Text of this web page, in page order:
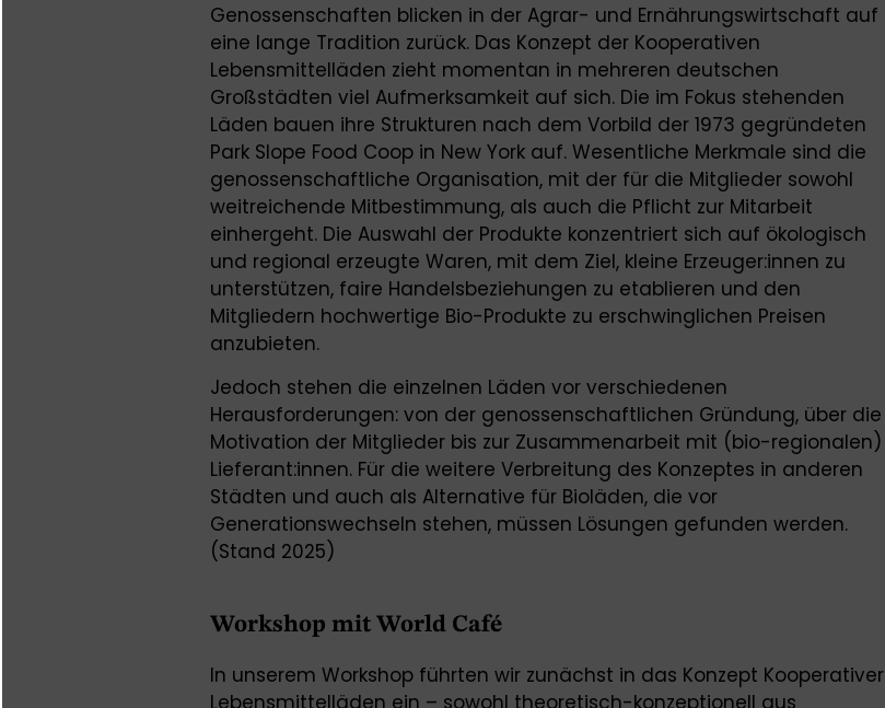
Genossenschaften blicken in der Agrar- und Ernährungswirtschaft auf
eine lange Tradition zurück. Das Konzept der Kooperativen
Lebensmittelläden zieht momentan in mehreren deutschen
Großstädten viel Aufmerksamkeit auf sich. Die im Fokus stehenden
Läden bauen ihre Strukturen nach dem Vorbild der 1973 gegründeten
Park Slope Food Coop in New York auf. Wesentliche Merkmale sind die
genossenschaftliche Organisation, mit der für die Mitglieder sowohl
weitreichende Mitbestimmung, als auch die Pflicht zur Mitarbeit
einhergeht. Die Auswahl der Produkte konzentriert sich auf ökologisch
und regional erzeugte Waren, mit dem Ziel, kleine Erzeuger:innen zu
unterstützen, faire Handelsbeziehungen zu etablieren und den
Mitgliedern hochwertige Bio-Produkte zu erschwinglichen Preisen
anzubieten.
Jedoch stehen die einzelnen Läden vor verschiedenen
Herausforderungen: von der genossenschaftlichen Gründung, über die
Motivation der Mitglieder bis zur Zusammenarbeit mit (bio-regionalen)
Lieferant:innen. Für die weitere Verbreitung des Konzeptes in anderen
Städten und auch als Alternative für Bioläden, die vor
Generationswechseln stehen, müssen Lösungen gefunden werden.
(Stand 2025)
Workshop mit World Café
In unserem Workshop führten wir zunächst in das Konzept Kooperativer
Lebensmittelläden ein – sowohl theoretisch-konzeptionell aus